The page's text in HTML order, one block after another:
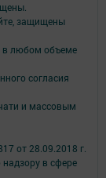
защищены
в любом объеме
согласия
и массовым
от 28.09.2018 г.
в сфере